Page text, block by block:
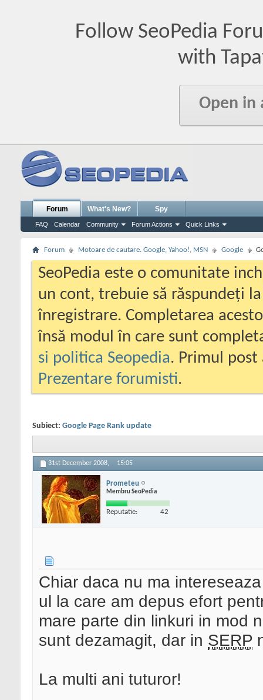
Follow SeoPedia
with
Open in
Forum
FAQ Calendar Community Forum Actions Quick Links
What's New? Spy
Forum Motoare de cautare. Google, Yahoo!, MSN Google
SeoPedia este o comunitate
un cont, trebuie să răspundeți
înregistrare. Completarea
însă modul în care sunt
si politica Seopedia. Primul
Prezentare forumisti.
Subiect: Google Page Rank update
31st December 2008, 15:05
Prometeu
Membru SeoPedia
Reputatie: 42
Chiar daca nu ma
ul la care am depus efort
mare parte din linkuri in mod
sunt dezamagit, dar in SERP
La multi ani tuturor!